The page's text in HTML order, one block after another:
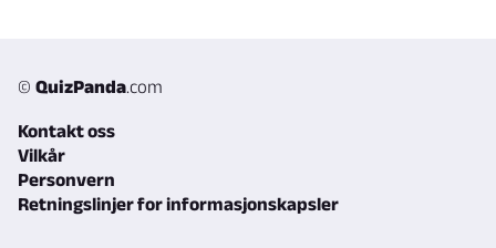
© QuizPanda.com
Kontakt oss
Vilkår
Personvern
Retningslinjer for informasjonskapsler